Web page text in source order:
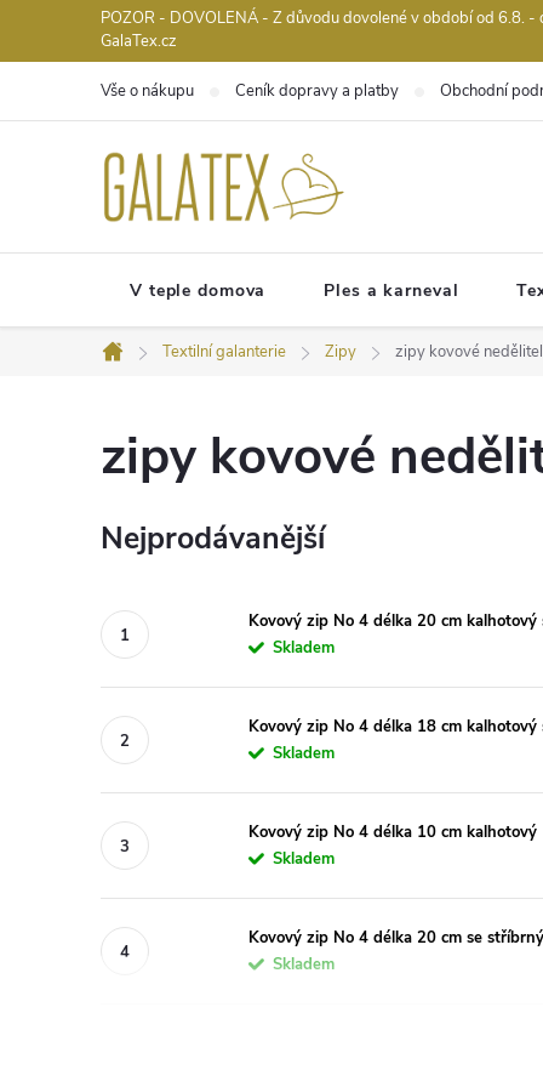
POZOR - DOVOLENÁ - Z důvodu dovolené v období od 6.8.
GalaTex.cz
Vše o nákupu Ceník dopravy a platby Obchodní
V teple domova Ples a karneval
Domů
Textilní galanterie Zipy zipy kovové
zipy kovové
Nejprodávanější
Kovový zip No 4 délka 20 cm
Skladem
Kovový zip No 4 délka 18 cm
Skladem
Kovový zip No 4 délka 10 cm kalhotový
Skladem
Kovový zip No 4 délka 20 cm se
Skladem